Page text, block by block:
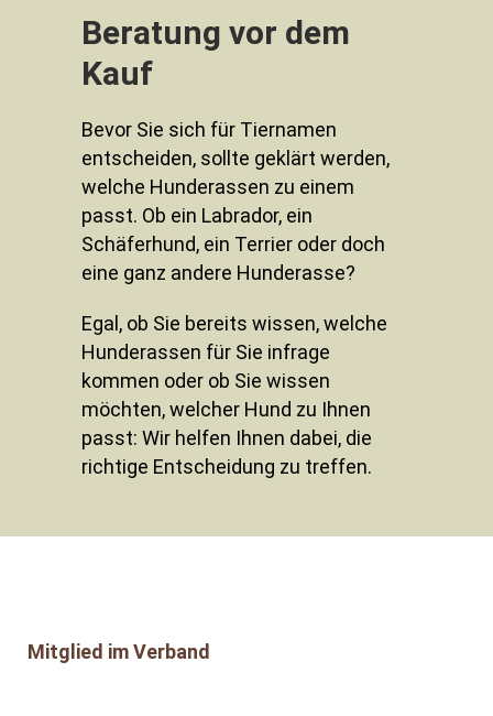
Beratung vor dem
Kauf
Bevor Sie sich für Tiernamen
entscheiden, sollte geklärt werden,
welche Hunderassen zu einem
passt. Ob ein Labrador, ein
Schäferhund, ein Terrier oder doch
eine ganz andere Hunderasse?
Egal, ob Sie bereits wissen, welche
Hunderassen für Sie infrage
kommen oder ob Sie wissen
möchten, welcher Hund zu Ihnen
passt: Wir helfen Ihnen dabei, die
richtige Entscheidung zu treffen.
Mitglied im Verband